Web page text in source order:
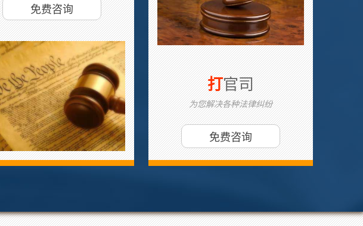
免费咨询
打官司
为您解决各种法律纠纷
免费咨询